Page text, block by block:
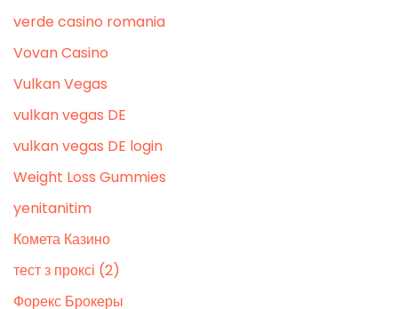
verde casino romania
Vovan Casino
Vulkan Vegas
vulkan vegas DE
vulkan vegas DE login
Weight Loss Gummies
yenitanitim
Комета Казино
тест з проксі (2)
Форекс Брокеры